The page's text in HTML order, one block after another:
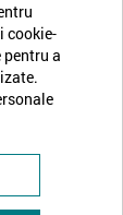
cookie-
a